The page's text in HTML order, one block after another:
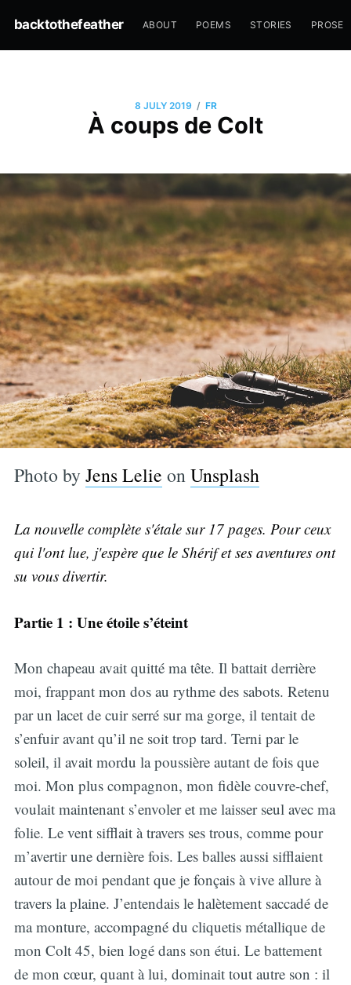
backtothefeather ABOUT POEMS STORIES PROSE
8 JULY 2019 / FR
À coups de Colt
Photo by Jens Lelie onUnsplash
La nouvelle complète s'étale sur 17 pages. Pour ceux
qui l'ont lue, j'espère que le Shérif et ses aventures ont
su vous divertir.
Partie 1 : Une étoile s’éteint
Mon chapeau avait quitté ma tête. Il battait derrière
moi, frappant mon dos au rythme des sabots. Retenu
par un lacet de cuir serré sur ma gorge, il tentait de
s’enfuir avant qu’il ne soit trop tard. Terni par le
soleil, il avait mordu la poussière autant de fois que
moi. Mon plus compagnon, mon fidèle couvre-chef,
voulait maintenant s’envoler et me laisser seul avec ma
folie. Le vent sifflait à travers ses trous, comme pour
m’avertir une dernière fois. Les balles aussi sifflaient
autour de moi pendant que je fonçais à vive allure à
travers la plaine. J’entendais le halètement saccadé de
ma monture, accompagné du cliquetis métallique de
mon Colt 45, bien logé dans son étui. Le battement
de mon cœur, quant à lui, dominait tout autre son : il